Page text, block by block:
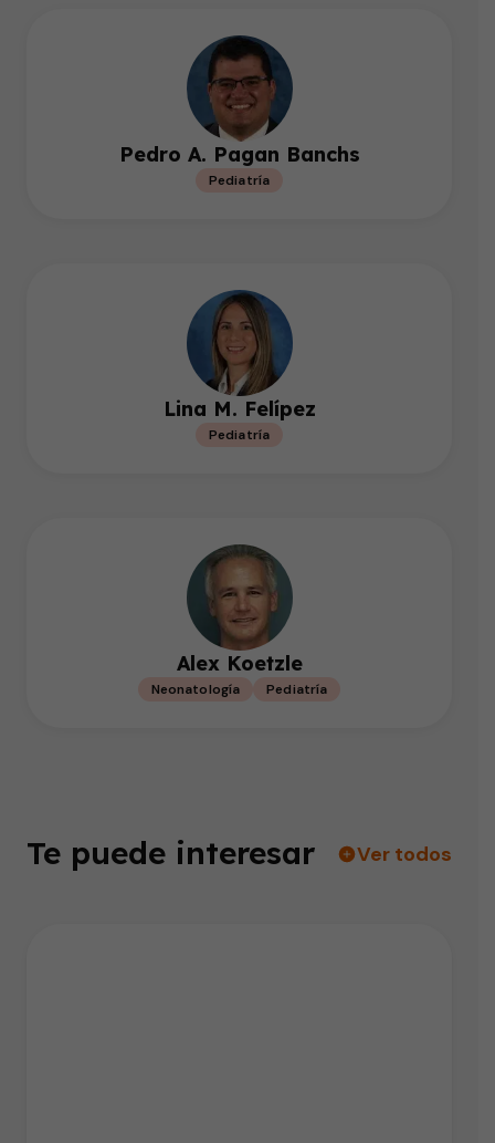
Pedro A. Pagan Banchs
Pediatría
Lina M. Felípez
Pediatría
Alex Koetzle
Neonatología Pediatría
Te puede interesar Ver todos